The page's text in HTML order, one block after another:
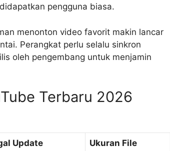
pengguna biasa.
menonton video favorit makin lancar
Perangkat perlu selalu sinkron
oleh pengembang untuk menjamin
Terbaru 2026
Update Ukuran File